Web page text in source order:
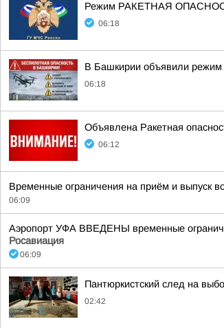
Режим РАКЕТНАЯ ОПАСНОСТЬ
06:18
В Башкирии объявили режим
06:18
Объявлена Ракетная
06:12
Временные ограничения на приём и выпуск
06:09
Аэропорт УФА ВВЕДЕНЫ временные
Росавиация
06:09
Пантюркистский след на
02:42